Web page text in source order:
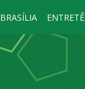
BRASÍLIA ENTRETÊ